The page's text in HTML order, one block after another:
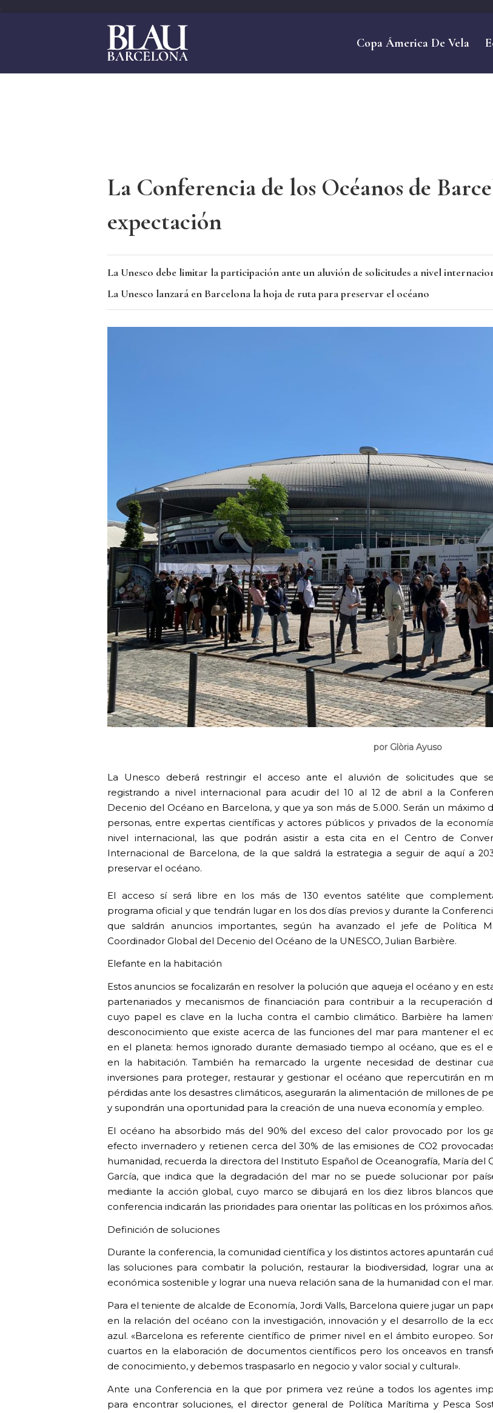
Copa Ámerica De Vela
La Conferencia de los Océanos de
expectación
La Unesco debe limitar la participación ante un aluvión de solicitudes a nivel
La Unesco lanzará en Barcelona la hoja de ruta para preservar el océano
por Glòria Ayuso
La Unesco deberá restringir el acceso ante el aluvión de solicitudes que
registrando a nivel internacional para acudir del 10 al 12 de abril a la
Decenio del Océano en Barcelona, y que ya son más de 5.000. Serán un máximo
personas, entre expertas científicas y actores públicos y privados de la
nivel internacional, las que podrán asistir a esta cita en el Centro de
Internacional de Barcelona, de la que saldrá la estrategia a seguir de aquí a
preservar el océano.
El acceso sí será libre en los más de 130 eventos satélite que
programa oficial y que tendrán lugar en los dos días previos y durante la
que saldrán anuncios importantes, según ha avanzado el jefe de Política
Coordinador Global del Decenio del Océano de la UNESCO, Julian Barbière.
Elefante en la habitación
Estos anuncios se focalizarán en resolver la polución que aqueja el océano y en
partenariados y mecanismos de financiación para contribuir a la recuperación
cuyo papel es clave en la lucha contra el cambio climático. Barbière ha
desconocimiento que existe acerca de las funciones del mar para mantener el
en el planeta: hemos ignorado durante demasiado tiempo al océano, que es el
en la habitación. También ha remarcado la urgente necesidad de destinar
inversiones para proteger, restaurar y gestionar el océano que repercutirán en
pérdidas ante los desastres climáticos, asegurarán la alimentación de millones de
y supondrán una oportunidad para la creación de una nueva economía y empleo.
El océano ha absorbido más del 90% del exceso del calor provocado por los
efecto invernadero y retienen cerca del 30% de las emisiones de CO2
humanidad, recuerda la directora del Instituto Español de Oceanografía, María del
García, que indica que la degradación del mar no se puede solucionar por
mediante la acción global, cuyo marco se dibujará en los diez libros blancos
conferencia indicarán las prioridades para orientar las políticas en los próximos años.
Definición de soluciones
Durante la conferencia, la comunidad científica y los distintos actores apuntarán
las soluciones para combatir la polución, restaurar la biodiversidad, lograr una
económica sostenible y lograr una nueva relación sana de la humanidad con el mar.
Para el teniente de alcalde de Economía, Jordi Valls, Barcelona quiere jugar un
en la relación del océano con la investigación, innovación y el desarrollo de la
azul. «Barcelona es referente científico de primer nivel en el ámbito europeo.
cuartos en la elaboración de documentos científicos pero los onceavos en
de conocimiento, y debemos traspasarlo en negocio y valor social y cultural».
Ante una Conferencia en la que por primera vez reúne a todos los agentes
para encontrar soluciones, el director general de Política Marítima y Pesca